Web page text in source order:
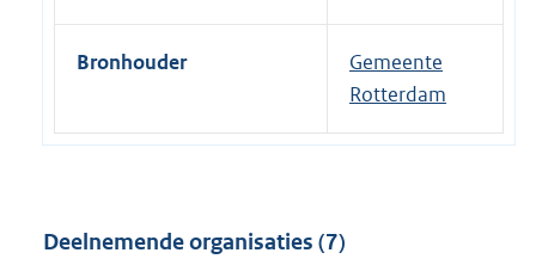
Bronhouder
Gemeente
Rotterdam
Deelnemende organisaties (7)